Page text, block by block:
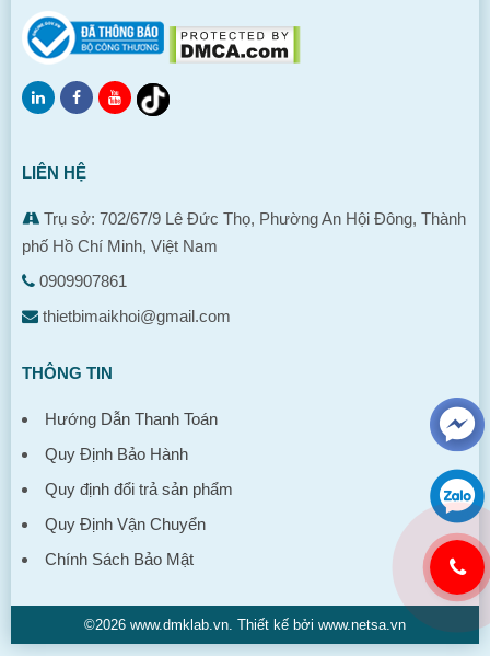
LIÊN HỆ
Trụ sở: 702/67/9 Lê Đức Thọ, Phường An Hội Đông, Thành
phố Hồ Chí Minh, Việt Nam
0909907861
thietbimaikhoi@gmail.com
THÔNG TIN
Hướng Dẫn Thanh Toán
Quy Định Bảo Hành
Quy định đổi trả sản phẩm
Quy Định Vận Chuyển
Chính Sách Bảo Mật
©2026 www.dmklab.vn. Thiết kế bởi www.netsa.vn